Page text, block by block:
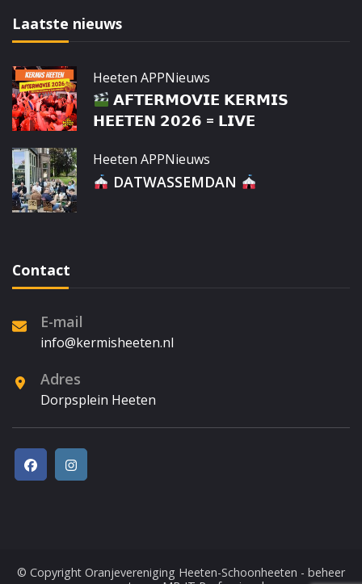
Laatste nieuws
Heeten APPNieuws
𝗔𝗙𝗧𝗘𝗥𝗠𝗢𝗩𝗜𝗘 𝗞𝗘𝗥𝗠𝗜𝗦
𝗛𝗘𝗘𝗧𝗘𝗡 𝟮𝟬𝟮𝟲 = 𝗟𝗜𝗩𝗘
Heeten APPNieuws
DATWASSEMDAN
Contact
E-mail
info@kermisheeten.nl
Adres
Dorpsplein Heeten
© Copyright Oranjevereniging Heeten-Schoonheeten - beheer